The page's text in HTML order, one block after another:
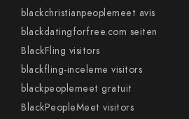
blackchristianpeoplemeet avis
blackdatingforfree.com seiten
BlackFling visitors
blackfling-inceleme visitors
blackpeoplemeet gratuit
BlackPeopleMeet visitors